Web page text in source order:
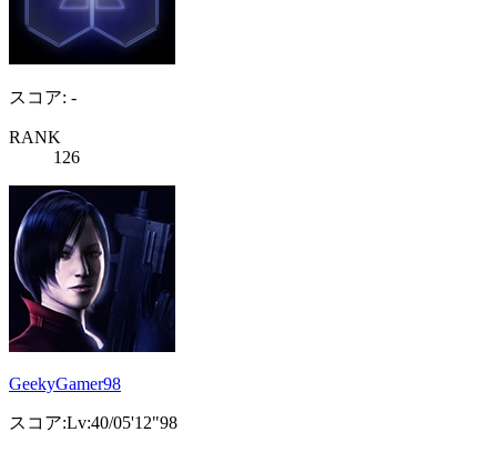
スコア: -
RANK
126
GeekyGamer98
スコア:Lv:40/05'12"98